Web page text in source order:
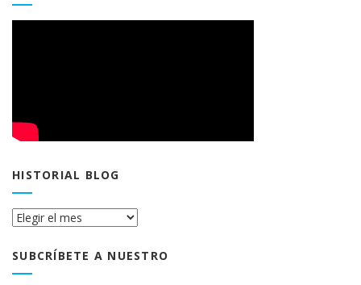
HISTORIAL BLOG
Historial
SUBCRÍBETE A NUESTRO